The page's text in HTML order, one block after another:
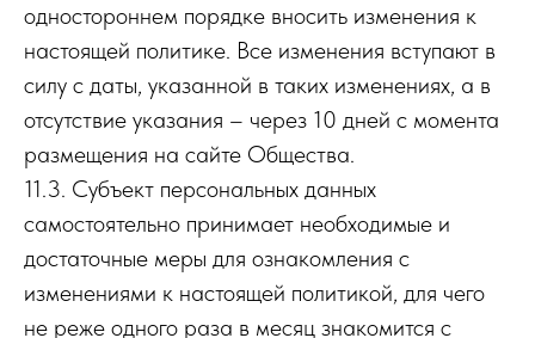
одностороннем порядке вносить изменения к
настоящей политике. Все изменения вступают в
силу с даты, указанной в таких изменениях, а в
отсутствие указания – через 10 дней с момента
размещения на сайте Общества.
11.3. Субъект персональных данных
самостоятельно принимает необходимые и
достаточные меры для ознакомления с
изменениями к настоящей политикой, для чего
не реже одного раза в месяц знакомится с